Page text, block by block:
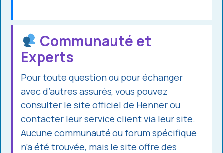
Communauté et
Experts
Pour toute question ou pour échanger
avec d’autres assurés, vous pouvez
consulter le site officiel de Henner ou
contacter leur service client via leur site.
Aucune communauté ou forum spécifique
n’a été trouvée, mais le site offre des